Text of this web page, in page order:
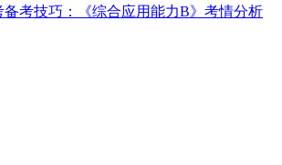
备考技巧：《综合应用能力B》考情分析